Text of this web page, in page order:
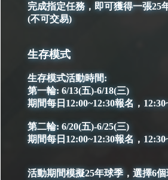
完成指定任務，即可獲得一張25
(不可交易)
生存模式
生存模式活動時間:
第一輪: 6/13(五)-6/18(三)
期間每日12:00~12:30報名，
第二輪: 6/20(五)-6/25(三)
期間每日12:00~12:30報名，
活動期間模擬25年球季，選擇6